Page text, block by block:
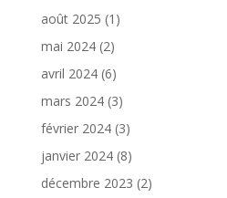
août 2025 (1)
mai 2024(2)
avril 2024(6)
mars 2024(3)
février 2024(3)
janvier 2024(8)
décembre 2023 (2)